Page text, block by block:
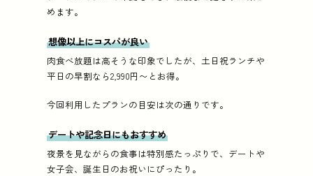
めます。
想像以上にコスパが良い
肉食べ放題は高そうな印象でしたが、土日祝ランチや
平日の早割なら2,990円〜とお得。
今回利用したプランの目安は次の通りです。
デートや記念日にもおすすめ
夜景を見ながらの食事は特別感たっぷりで、デートや
女子会、誕生日のお祝いにぴったり。